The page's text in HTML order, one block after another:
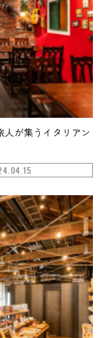
人が集うイタリアン